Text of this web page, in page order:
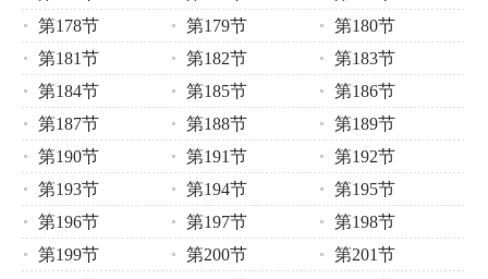
第178节
第179节
第180节
第181节
第182节
第183节
第184节
第185节
第186节
第187节
第188节
第189节
第190节
第191节
第192节
第193节
第194节
第195节
第196节
第197节
第198节
第199节
第200节
第201节